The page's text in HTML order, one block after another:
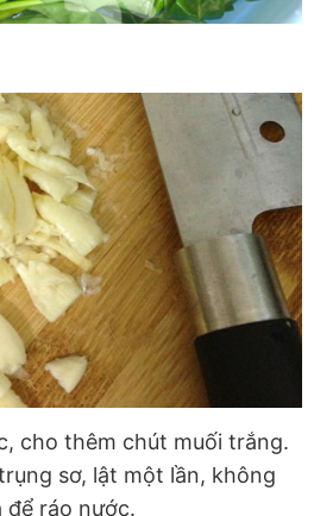
cho thêm chút muối trắng.
sơ, lật một lần, không
để ráo nước.